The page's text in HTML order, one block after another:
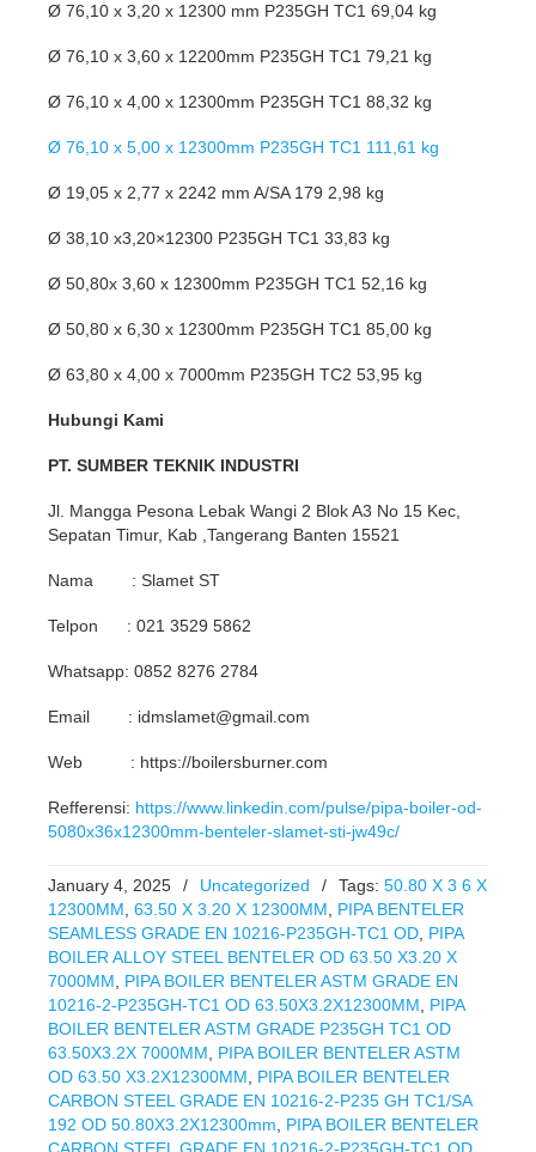
Ø 76,10 x 3,20 x 12300 mm P235GH TC1 69,04 kg
Ø 76,10 x 3,60 x 12200mm P235GH TC1 79,21 kg
Ø 76,10 x 4,00 x 12300mm P235GH TC1 88,32 kg
Ø 76,10 x 5,00 x 12300mm P235GH TC1 111,61 kg
Ø 19,05 x 2,77 x 2242 mm A/SA 179 2,98 kg
Ø 38,10 x3,20×12300 P235GH TC1 33,83 kg
Ø 50,80x 3,60 x 12300mm P235GH TC1 52,16 kg
Ø 50,80 x 6,30 x 12300mm P235GH TC1 85,00 kg
Ø 63,80 x 4,00 x 7000mm P235GH TC2 53,95 kg
Hubungi Kami
PT. SUMBER TEKNIK INDUSTRI
Jl. Mangga Pesona Lebak Wangi 2 Blok A3 No 15 Kec,
Sepatan Timur, Kab ,Tangerang Banten 15521
Nama : Slamet ST
Telpon : 021 3529 5862
Whatsapp: 0852 8276 2784
Email : idmslamet@gmail.com
Web : https://boilersburner.com
Refferensi: https://www.linkedin.com/pulse/pipa-boiler-od-
5080x36x12300mm-benteler-slamet-sti-jw49c/
January 4, 2025 / Uncategorized / Tags: 50.80 X 3 6 X
12300MM 63.50 X 3.20 X 12300MM
PIPA BENTELER
SEAMLESS GRADE EN 10216-P235GH-TC1 OD PIPA
BOILER ALLOY STEEL BENTELER OD 63.50 X3.20 X
7000MM
PIPA BOILER BENTELER ASTM GRADE EN
10216-2-P235GH-TC1 OD 63.50X3.2X12300MM
PIPA
BOILER BENTELER ASTM GRADE P235GH TC1 OD
63.50X3.2X 7000MM
PIPA BOILER BENTELER ASTM
OD 63.50 X3.2X12300MM
PIPA BOILER BENTELER
CARBON STEEL GRADE EN 10216-2-P235 GH TC1/SA
192 OD 50.80X3.2X12300mm
PIPA BOILER BENTELER